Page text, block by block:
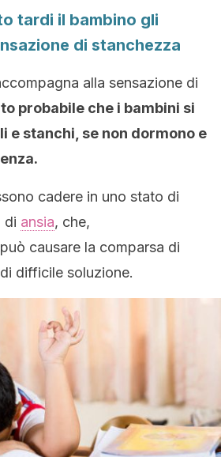
tardi il bambino gli
di stanchezza
alla sensazione di
probabile che i bambini si
e stanchi, se non dormono e
cadere in uno stato di
di ansia, che,
causare la comparsa di
difficile soluzione.